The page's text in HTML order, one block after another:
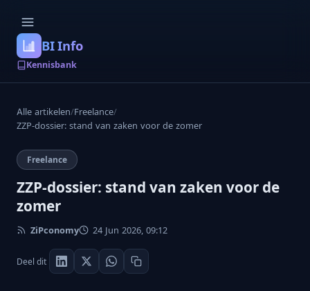
BI Info
Kennisbank
Alle artikelen/Freelance/
ZZP-dossier: stand van zaken voor de zomer
Freelance
ZZP-dossier: stand van zaken voor de
zomer
ZiPconomy 24 Jun 2026, 09:12
Deel dit